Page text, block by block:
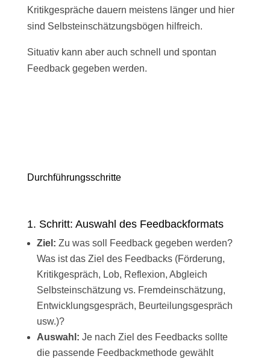
Kritikgespräche dauern meistens länger und hier
sind Selbsteinschätzungsbögen hilfreich.
Situativ kann aber auch schnell und spontan
Feedback gegeben werden.
Durchführungs­schritte
1. Schritt: Auswahl des Feedbackformats
Ziel: Zu was soll Feedback gegeben werden?
Was ist das Ziel des Feedbacks (Förderung,
Kritikgespräch, Lob, Reflexion, Abgleich
Selbsteinschätzung vs. Fremdeinschätzung,
Entwicklungsgespräch, Beurteilungsgespräch
usw.)?
Auswahl: Je nach Ziel des Feedbacks sollte
die passende Feedbackmethode gewählt